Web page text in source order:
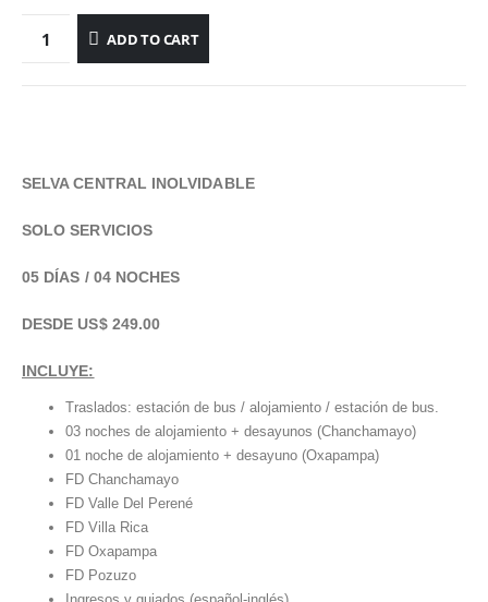
ADD TO CART
SELVA CENTRAL INOLVIDABLE
SOLO SERVICIOS
05 DÍAS / 04 NOCHES
DESDE US$ 249.00
INCLUYE:
Traslados: estación de bus / alojamiento / estación de bus.
03 noches de alojamiento + desayunos (Chanchamayo)
01 noche de alojamiento + desayuno (Oxapampa)
FD Chanchamayo
FD Valle Del Perené
FD Villa Rica
FD Oxapampa
FD Pozuzo